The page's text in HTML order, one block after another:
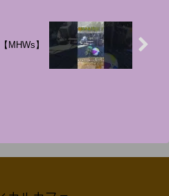
MHWs】